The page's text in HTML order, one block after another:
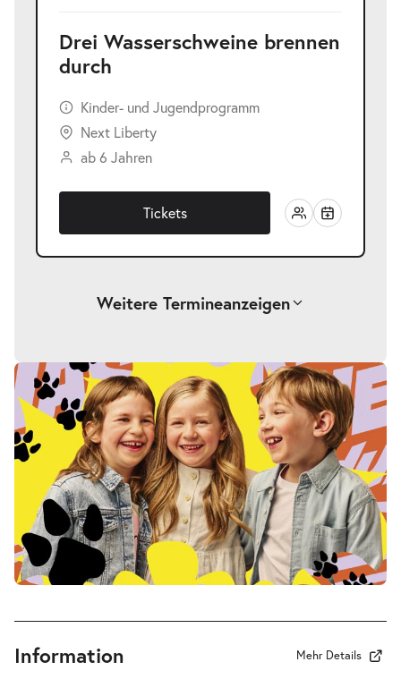
Drei Wasserschweine brennen
durch
Kinder- und Jugendprogramm
Next Liberty
ab 6 Jahren
Tickets
Weitere Termineanzeigen
Drei Wasserschweine brennen durch-
Fr.
Fr. 19.03.2027
17:00–18:15 Uhr
Tickets
Drei Wasserschweine brennen durch-
Fr.
Fr. 09.04.2027
Tickets
Information Mehr Details